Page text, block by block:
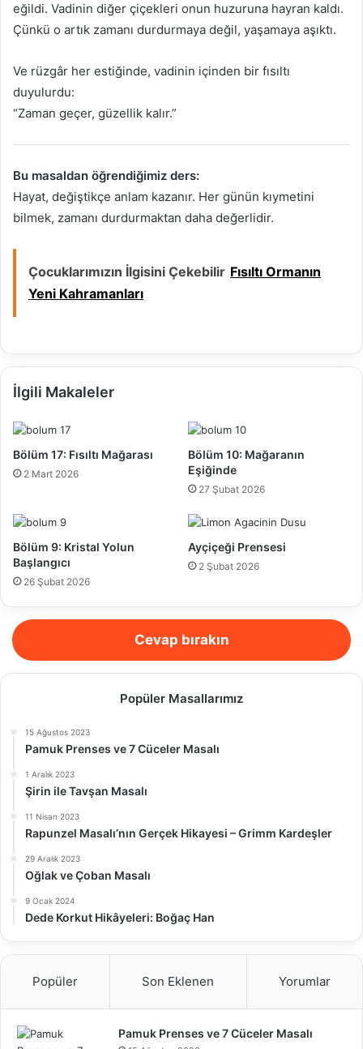
eğildi. Vadinin diğer çiçekleri onun huzuruna hayran kaldı.
Çünkü o artık zamanı durdurmaya değil, yaşamaya aşıktı.
Ve rüzgâr her estiğinde, vadinin içinden bir fısıltı
duyulurdu:
“Zaman geçer, güzellik kalır.”
Bu masaldan öğrendiğimiz ders:
Hayat, değiştikçe anlam kazanır. Her günün kıymetini
bilmek, zamanı durdurmaktan daha değerlidir.
Çocuklarımızın İlgisini Çekebilir Fısıltı Ormanın
Yeni Kahramanları
İlgili Makaleler
Bölüm 17: Fısıltı Mağarası
2 Mart 2026
Bölüm 10: Mağaranın
Eşiğinde
27 Şubat 2026
Bölüm 9: Kristal Yolun
Başlangıcı
26 Şubat 2026
Ayçiçeği Prensesi
2 Şubat 2026
Cevap bırakın
Popüler Masallarımız
15 Ağustos 2023
Pamuk Prenses ve 7 Cüceler Masalı
1 Aralık 2023
Şirin ile Tavşan Masalı
11 Nisan 2023
Rapunzel Masalı’nın Gerçek Hikayesi – Grimm Kardeşler
29 Aralık 2023
Oğlak ve Çoban Masalı
9 Ocak 2024
Dede Korkut Hikâyeleri: Boğaç Han
Popüler Son Eklenen Yorumlar
Pamuk Prenses ve 7 Cüceler Masalı